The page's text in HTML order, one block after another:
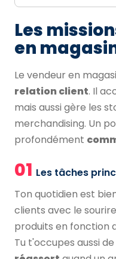
Les
en
Le vendeur en
relation client. Il
mais aussi gère les
merchandising. Un
profondément
01 Les tâches
Ton quotidien est
clients avec le
produits en fonction
Tu t'occupes aussi de